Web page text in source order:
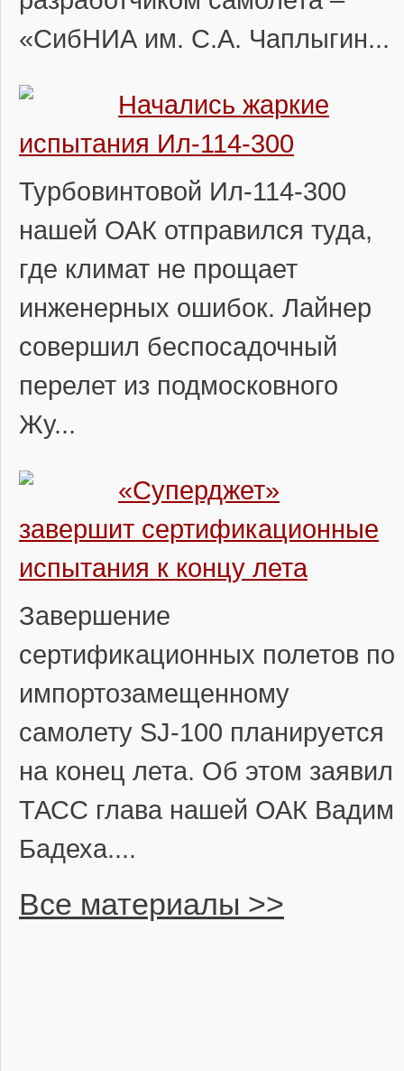
«СибНИА им. С.А. Чаплыгин...
Начались жаркие
испытания Ил-114-300
Турбовинтовой Ил-114-300
нашей ОАК отправился туда,
где климат не прощает
инженерных ошибок. Лайнер
совершил беспосадочный
перелет из подмосковного
Жу...
«Суперджет»
завершит сертификационные
испытания к концу лета
Завершение
сертификационных полетов по
импортозамещенному
самолету SJ-100 планируется
на конец лета. Об этом заявил
ТАСС глава нашей ОАК Вадим
Бадеха....
Все материалы >>